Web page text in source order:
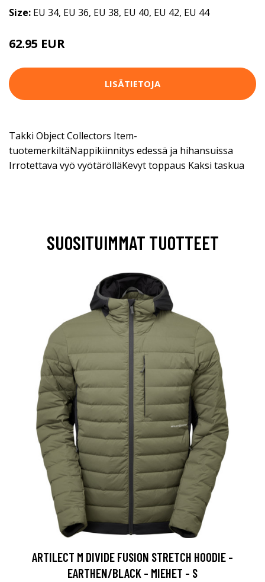
Size: EU 34, EU 36, EU 38, EU 40, EU 42, EU 44
62.95 EUR
LISÄTIETOJA
Takki Object Collectors Item-
tuotemerkiltäNappikiinnitys edessä ja hihansuissa
Irrotettava vyö vyötärölläKevyt toppaus Kaksi taskua
SUOSITUIMMAT TUOTTEET
ARTILECT M DIVIDE FUSION STRETCH HOODIE -
EARTHEN/BLACK - MIEHET - S